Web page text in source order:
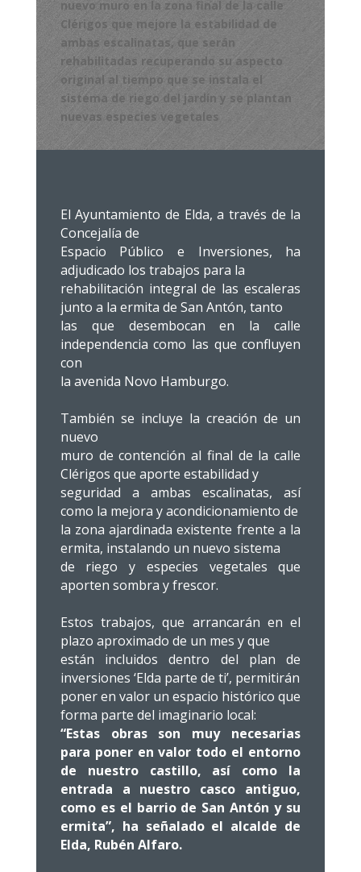
nuevo muro en la zona final de la calle
Clérigos que mejore la estabilidad de
ambas escalinatas, que serán
rehabilitadas recuperando su aspecto
original al tiempo que se instala el
sistema de riego del jardín y se plantan
nuevas especies vegetales
El Ayuntamiento de Elda, a través de la
Concejalía de
Espacio Público e Inversiones, ha
adjudicado los trabajos para la
rehabilitación integral de las escaleras
junto a la ermita de San Antón, tanto
las que desembocan en la calle
independencia como las que confluyen
con
la avenida Novo Hamburgo.
También se incluye la creación de un
nuevo
muro de contención al final de la calle
Clérigos que aporte estabilidad y
seguridad a ambas escalinatas, así
como la mejora y acondicionamiento de
la zona ajardinada existente frente a la
ermita, instalando un nuevo sistema
de riego y especies vegetales que
aporten sombra y frescor.
Estos trabajos, que arrancarán en el
plazo aproximado de un mes y que
están incluidos dentro del plan de
inversiones ‘Elda parte de ti’, permitirán
poner en valor un espacio histórico que
forma parte del imaginario local:
“Estas obras son muy necesarias
para poner en valor todo el entorno
de nuestro castillo, así como la
entrada a nuestro casco antiguo,
como es el barrio de San Antón y su
ermita”, ha señalado el alcalde de
Elda, Rubén Alfaro.